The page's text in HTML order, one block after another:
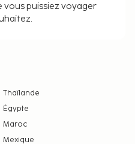
vous puissiez voyager
Thaïlande
Égypte
Maroc
Mexique